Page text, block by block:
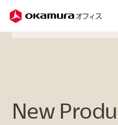
オフィス
Wedentity Okamura
New